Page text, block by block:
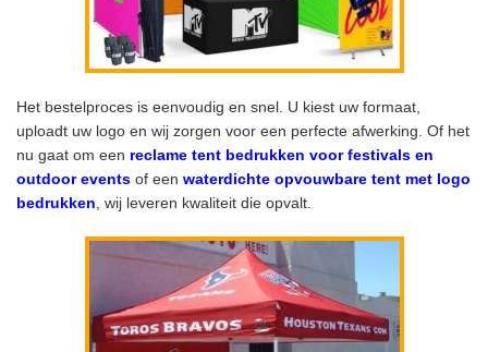
Het bestelproces is eenvoudig en snel. U kiest uw formaat,
uploadt uw logo en wij zorgen voor een perfecte afwerking. Of het
nu gaat om een reclame tent bedrukken voor festivals en
outdoor events of een waterdichte opvouwbare tent met logo
bedrukken , wij leveren kwaliteit die opvalt.